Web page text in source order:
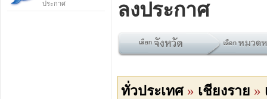
ประกาศ
ลงประกาศ
ทั่วประเทศ» เชียงราย »